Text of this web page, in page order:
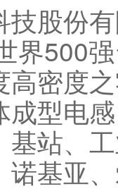
股份
界500
密度
成型电
基站、
基亚